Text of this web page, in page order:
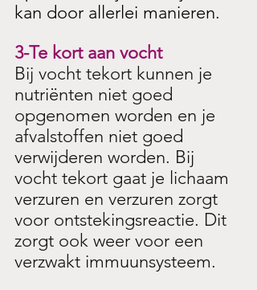
kan door allerlei manieren.
3-Te kort aan vocht
Bij vocht tekort kunnen je
nutriënten niet goed
opgenomen worden en je
afvalstoffen niet goed
verwijderen worden. Bij
vocht tekort gaat je lichaam
verzuren en verzuren zorgt
voor ontstekingsreactie. Dit
zorgt ook weer voor een
verzwakt immuunsysteem.